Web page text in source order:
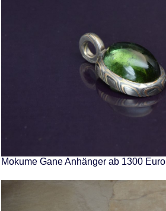
Mokume Gane Anhänger ab 1300 Euro